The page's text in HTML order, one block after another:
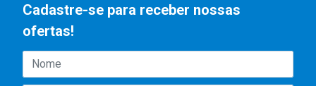
Cadastre-se para receber nossas
ofertas!